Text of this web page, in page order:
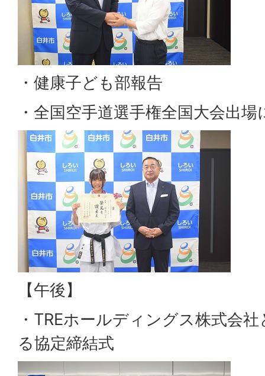
・健康子ども部報告
・全国空手道選手権全国大会出
【午後】
・TREホールディングス株式会
る協定締結式